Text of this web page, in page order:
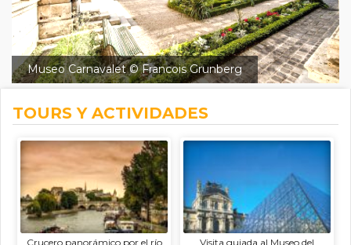
Museo Carnavalet © Francois Grunberg
TOURS Y ACTIVIDADES
Crucero panorámico por el río
Visita guiada al Museo del